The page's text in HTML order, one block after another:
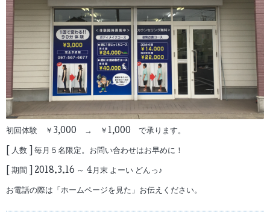
初回体験 ￥3,000 → ￥1,000 で承ります。
[ 人数 ] 毎月５名限定。お問い合わせはお早めに！
[ 期間 ] 2018.3.16 ～ 4月末 よーい どんっ♪
お電話の際は「ホームページを見た」お伝えください。